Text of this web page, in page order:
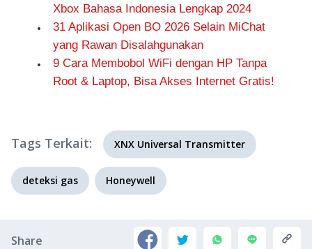
Xbox Bahasa Indonesia Lengkap 2024
31 Aplikasi Open BO 2026 Selain MiChat
yang Rawan Disalahgunakan
9 Cara Membobol WiFi dengan HP Tanpa
Root & Laptop, Bisa Akses Internet Gratis!
Tags Terkait: XNX Universal Transmitter
deteksi gas Honeywell
Share